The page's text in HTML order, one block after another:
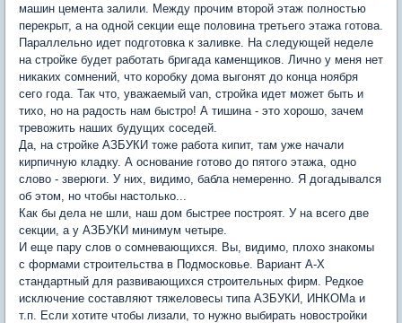
машин цемента залили. Между прочим второй этаж полностью
перекрыт, а на одной секции еще половина третьего этажа готова.
Параллельно идет подготовка к заливке. На следующей неделе
на стройке будет работать бригада каменщиков. Лично у меня нет
никаких сомнений, что коробку дома выгонят до конца ноября
сего года. Так что, уважаемый van, стройка идет может быть и
тихо, но на радость нам быстро! А тишина - это хорошо, зачем
тревожить наших будущих соседей.
Да, на стройке АЗБУКИ тоже работа кипит, там уже начали
кирпичную кладку. А основание готово до пятого этажа, одно
слово - зверюги. У них, видимо, бабла немеренно. Я догадывался
об этом, но чтобы настолько...
Как бы дела не шли, наш дом быстрее построят. У на всего две
секции, а у АЗБУКИ минимум четыре.
И еще пару слов о сомневающихся. Вы, видимо, плохо знакомы
с формами строительства в Подмосковье. Вариант А-Х
стандартный для развивающихся строительных фирм. Редкое
исключение составляют тяжеловесы типа АЗБУКИ, ИНКОМа и
т.п. Если хотите чтобы лизали, то нужно выбирать новостройки